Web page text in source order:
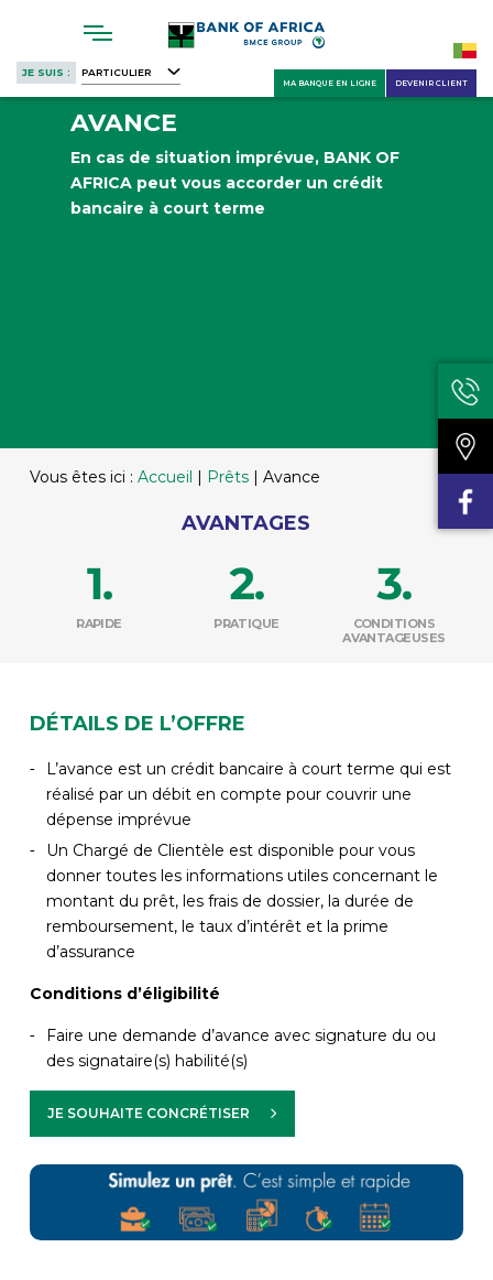
main
content
JE SUIS : PARTICULIER
DEVENIR CLIENT
MA BANQUE EN LIGNE
AVANCE
En cas de situation imprévue, BANK OF
AFRICA peut vous accorder un crédit
bancaire à court terme
Vous êtes ici : Accueil | Prêts| Avance
AVANTAGES
RAPIDE PRATIQUE
CONDITIONS
AVANTAGEUSES
DÉTAILS DE L’OFFRE
L’avance est un crédit bancaire à court terme qui est
réalisé par un débit en compte pour couvrir une
dépense imprévue
Un Chargé de Clientèle est disponible pour vous
donner toutes les informations utiles concernant le
montant du prêt, les frais de dossier, la durée de
remboursement, le taux d’intérêt et la prime
d’assurance
Conditions d’éligibilité
Faire une demande d’avance avec signature du ou
des signataire(s) habilité(s)
JE SOUHAITE CONCRÉTISER